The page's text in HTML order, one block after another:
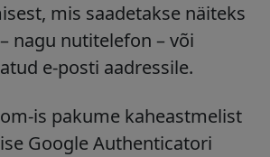
mis saadetakse näiteks
– nagu nutitelefon – või
e-posti aadressile.
is pakume kaheastmelist
Google Authenticatori